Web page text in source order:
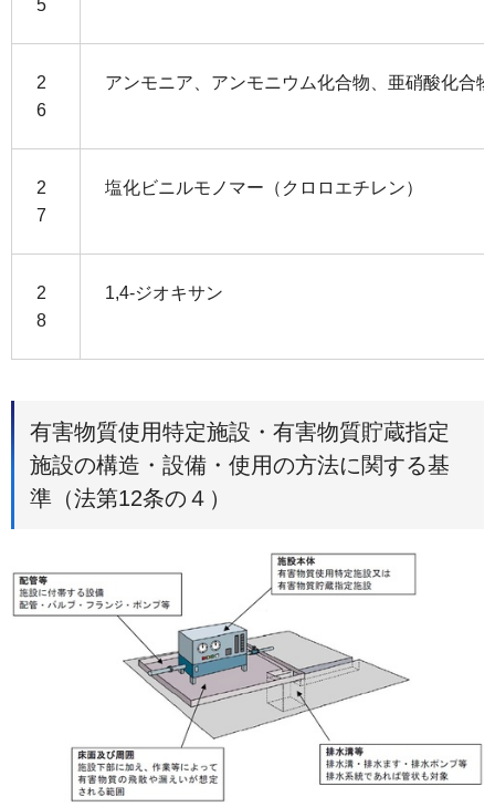
5
2
6
アンモニア、アンモニウム化合物、亜硝酸化合
2
7
塩化ビニルモノマー（クロロエチレン）
2
8
1,4-ジオキサン
有害物質使用特定施設・有害物質貯蔵指定
施設の構造・設備・使用の方法に関する基
準（法第12条の４）